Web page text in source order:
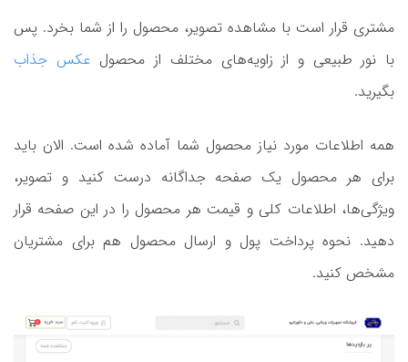
مشتری قرار است با مشاهده تصویر، محصول را از شما بخرد. پس
با نور طبیعی و از زاویه‌های مختلف از محصول عکس جذاب
بگیرید.
همه اطلاعات مورد نیاز محصول شما آماده شده است. الان باید
برای هر محصول یک صفحه جداگانه درست کنید و تصویر،
ویژگی‌ها، اطلاعات کلی و قیمت هر محصول را در این صفحه قرار
دهید. نحوه پرداخت پول و ارسال محصول هم برای مشتریان
مشخص کنید.